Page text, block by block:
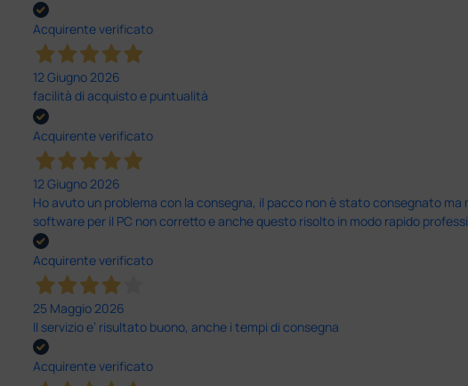
Acquirente verificato
12 Giugno 2026
facilità di acquisto e puntualità
Acquirente verificato
12 Giugno 2026
Ho avuto un problema con la consegna, il pacco non è stato consegnato
software per il PC non corretto e anche questo risolto in modo rapido
Acquirente verificato
25 Maggio 2026
Il servizio e’ risultato buono, anche i tempi di consegna
Acquirente verificato